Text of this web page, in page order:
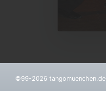
©99-2026 tangomuenchen.de